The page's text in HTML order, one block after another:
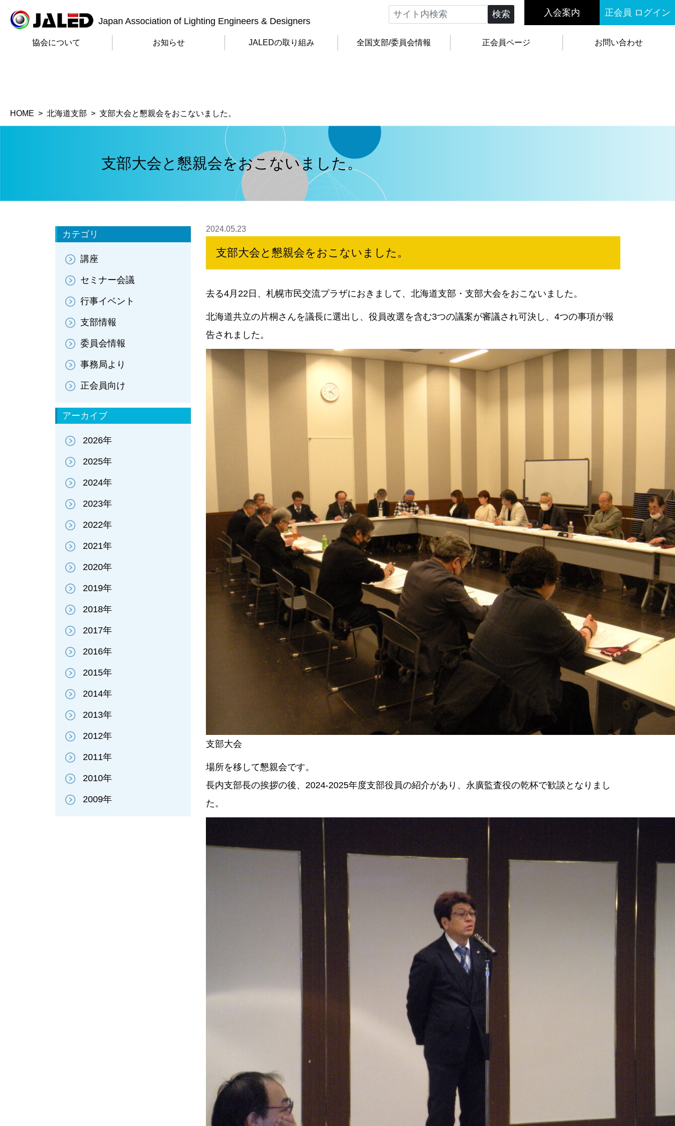
Japan Association of Lighting Engineers & Designers
検索 入会案内 正会員 ログイン
協会について お知らせ JALEDの取り組み 全国支部/委員会情報 正会員ページ お問い合わせ
HOME 北海道支部 支部大会と懇親会をおこないました。
支部大会と懇親会をおこないました。
カテゴリ
講座
セミナー会議
行事イベント
支部情報
委員会情報
事務局より
正会員向け
アーカイブ
2026年
2025年
2024年
2023年
2022年
2021年
2020年
2019年
2018年
2017年
2016年
2015年
2014年
2013年
2012年
2011年
2010年
2009年
2024.05.23
支部大会と懇親会をおこないました。
去る4月22日、札幌市民交流プラザにおきまして、北海道支部・支部大会をおこないました。
北海道共立の片桐さんを議長に選出し、役員改選を含む3つの議案が審議され可決し、4つの事項が報
告されました。
支部大会
場所を移して懇親会です。
長内支部長の挨拶の後、2024-2025年度支部役員の紹介があり、永廣監査役の乾杯で歓談となりまし
た。